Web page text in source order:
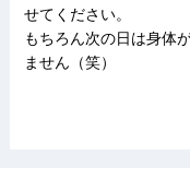
せてください。
もちろん次の日は身体
ません（笑）